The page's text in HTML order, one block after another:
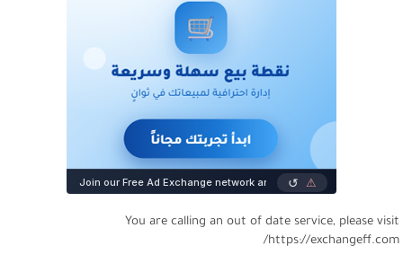
You are calling an out of date service, please visit
https://exchangeff.com/